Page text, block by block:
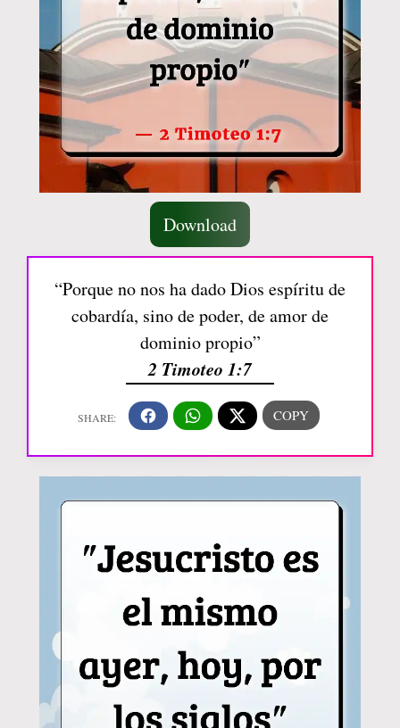
Download
“Porque no nos ha dado Dios espíritu de
cobardía, sino de poder, de amor de
dominio propio”
2 Timoteo 1:7